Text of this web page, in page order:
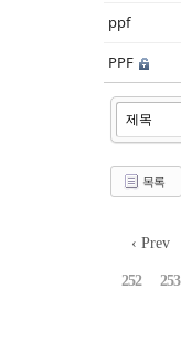
ppf
PPF
목록
‹ Prev
252 253